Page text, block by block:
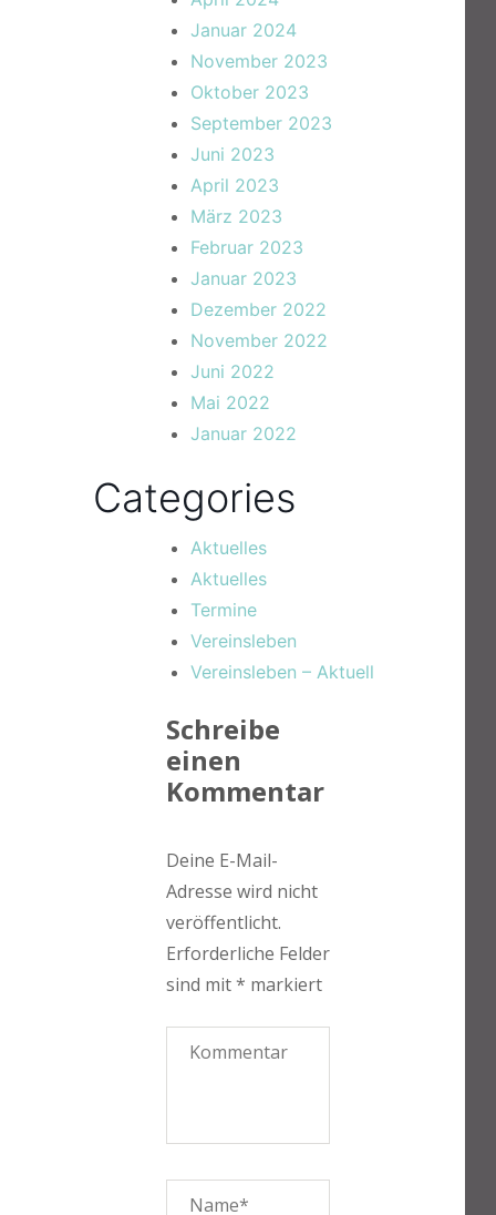
Januar 2024
November 2023
Oktober 2023
September 2023
Juni 2023
April 2023
März 2023
Februar 2023
Januar 2023
Dezember 2022
November 2022
Juni 2022
Mai 2022
Januar 2022
Categories
Aktuelles
Aktuelles
Termine
Vereinsleben
Vereinsleben – Aktuell
Schreibe
einen
Kommentar
Deine E-Mail-
Adresse wird nicht
veröffentlicht.
Erforderliche Felder
sind mit* markiert